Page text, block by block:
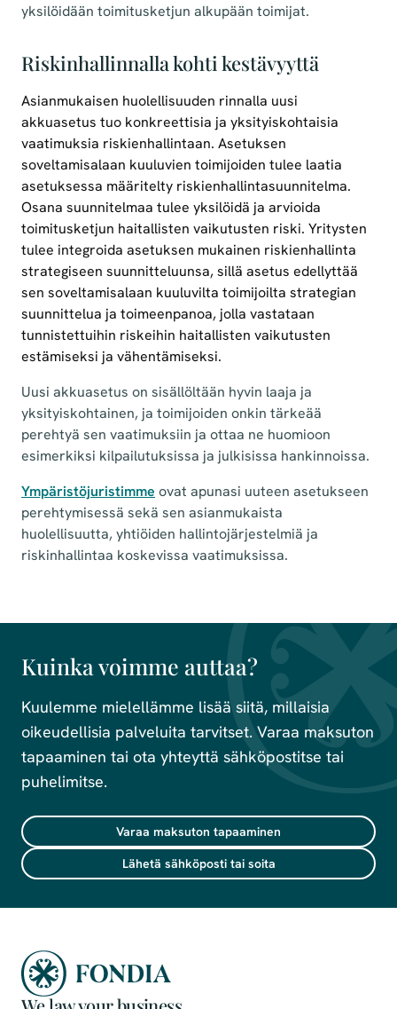
yksilöidään toimitusketjun alkupään toimijat.
Riskinhallinnalla kohti kestävyyttä
Asianmukaisen huolellisuuden rinnalla uusi
akkuasetus tuo konkreettisia ja yksityiskohtaisia
vaatimuksia riskienhallintaan. Asetuksen
soveltamisalaan kuuluvien toimijoiden tulee laatia
asetuksessa määritelty riskienhallintasuunnitelma.
Osana suunnitelmaa tulee yksilöidä ja arvioida
toimitusketjun haitallisten vaikutusten riski. Yritysten
tulee integroida asetuksen mukainen riskienhallinta
strategiseen suunnitteluunsa, sillä asetus edellyttää
sen soveltamisalaan kuuluvilta toimijoilta strategian
suunnittelua ja toimeenpanoa, jolla vastataan
tunnistettuihin riskeihin haitallisten vaikutusten
estämiseksi ja vähentämiseksi.
Uusi akkuasetus on sisällöltään hyvin laaja ja
yksityiskohtainen, ja toimijoiden onkin tärkeää
perehtyä sen vaatimuksiin ja ottaa ne huomioon
esimerkiksi kilpailutuksissa ja julkisissa hankinnoissa.
Ympäristöjuristimme ovat apunasi uuteen asetukseen
perehtymisessä sekä sen asianmukaista
huolellisuutta, yhtiöiden hallintojärjestelmiä ja
riskinhallintaa koskevissa vaatimuksissa.
Kuinka voimme auttaa?
Kuulemme mielellämme lisää siitä, millaisia
oikeudellisia palveluita tarvitset. Varaa maksuton
tapaaminen tai ota yhteyttä sähköpostitse tai
puhelimitse.
Varaa maksuton tapaaminen
Lähetä sähköposti tai soita